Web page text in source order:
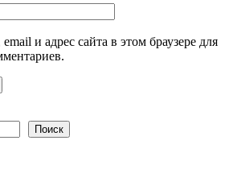
и адрес сайта в этом браузере для
Поиск